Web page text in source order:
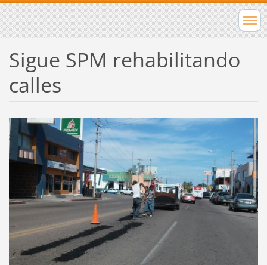
Sigue SPM rehabilitando
calles